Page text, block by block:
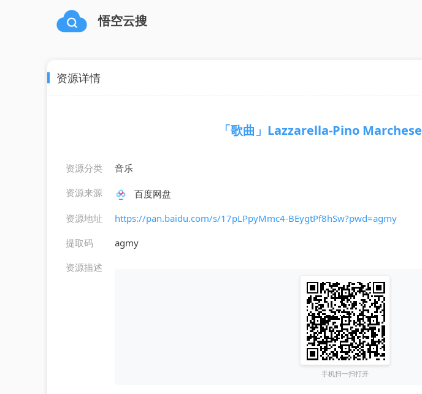
悟空云搜
资源详情
「歌曲」Lazzarella-Pino Marchese
资源分类
音乐
资源来源
百度网盘
资源地址
https://pan.baidu.com/s/17pLPpyMmc4-BEygtPf8hSw?pwd=agmy
提取码
agmy
资源描述
手机扫一扫打开